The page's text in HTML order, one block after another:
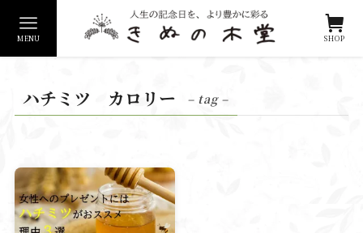
SHOP
MENU
ハチミツ カロリー – tag –